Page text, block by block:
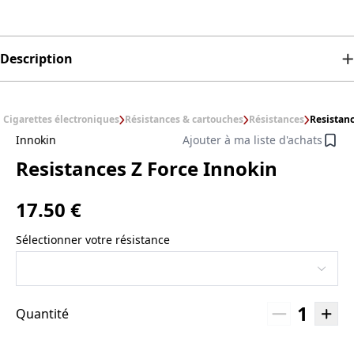
Description
Cigarettes électroniques Résistances & cartouches Résistances
Innokin Ajouter à ma liste d'achats
Resistances Z Force Innokin
17.50 €
Sélectionner votre résistance
Quantité 1